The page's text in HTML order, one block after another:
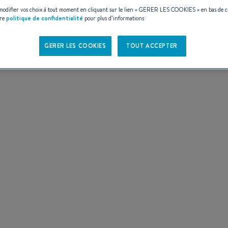
vos choix à tout moment en cliquant sur le lien «GERER LES COOKIES» en bas de
politique de confidentialité pour plus d’informations
GERER LES COOKIES TOUT ACCEPTER